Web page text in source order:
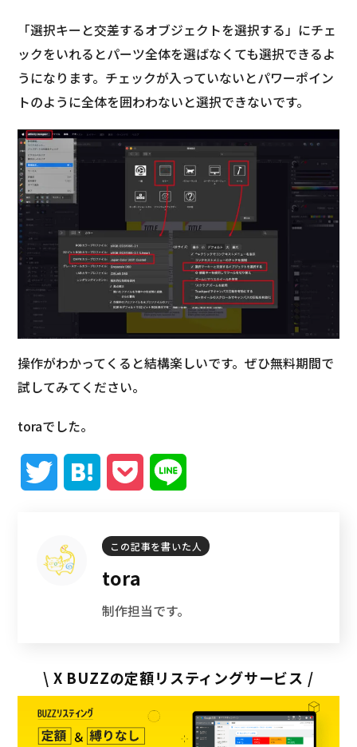
「選択キーと交差するオブジェクトを選択する」にチェ
ックをいれるとパーツ全体を選ばなくても選択できるよ
うになります。チェックが入っていないとパワーポイン
トのように全体を囲わわないと選択できないです。
操作がわかってくると結構楽しいです。ぜひ無料期間で
試してみてください。
toraでした。
i
t
r
t
e
n
c
e
n
この記事を書いた人
tora
制作担当です。
\ X BUZZの定額リスティングサービス /